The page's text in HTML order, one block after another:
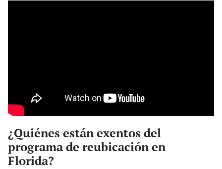
¿Quiénes están exentos del
programa de reubicación en
Florida?